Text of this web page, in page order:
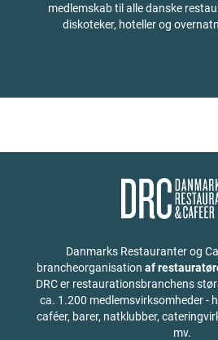
medlemskab til alle danske
diskoteker, hoteller og
Danmarks Restauranter og
brancheorganisation af
DRC er restaurationsbranchens
ca. 1.200 medlemsvirksomheder -
caféer, barer, natklubber,
mv.